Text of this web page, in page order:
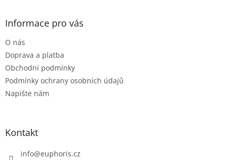
Informace pro vás
O nás
Doprava a platba
Obchodní podmínky
Podmínky ochrany osobních údajů
Napište nám
Kontakt
info@euphoris.cz